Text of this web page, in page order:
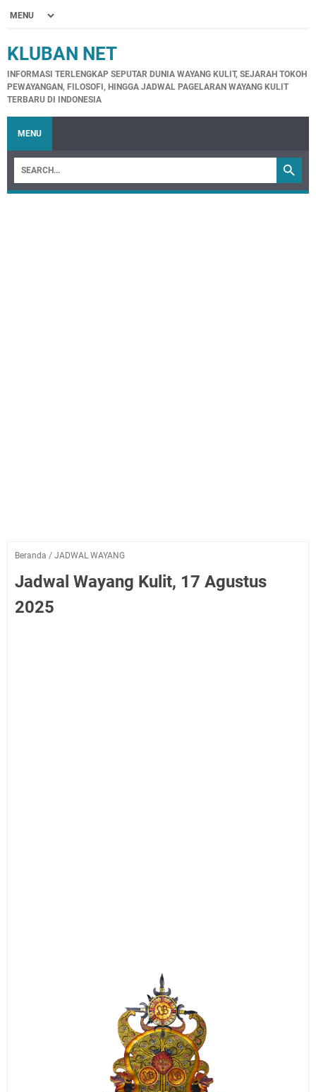
KLUBAN NET
INFORMASI TERLENGKAP SEPUTAR DUNIA WAYANG KULIT, SEJARAH TOKOH
PEWAYANGAN, FILOSOFI, HINGGA JADWAL PAGELARAN WAYANG KULIT
TERBARU DI INDONESIA
MENU
Beranda / JADWAL WAYANG
Jadwal Wayang Kulit, 17 Agustus
2025